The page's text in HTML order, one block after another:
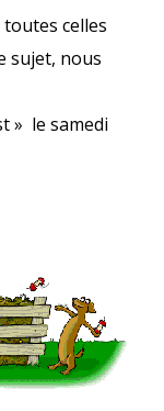
celles
sujet, nous
» le samedi